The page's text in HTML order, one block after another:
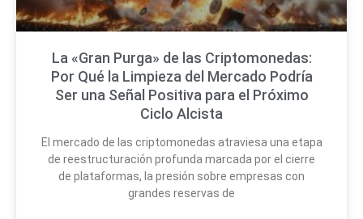
La «Gran Purga» de las Criptomonedas:
Por Qué la Limpieza del Mercado Podría
Ser una Señal Positiva para el Próximo
Ciclo Alcista
El mercado de las criptomonedas atraviesa una etapa
de reestructuración profunda marcada por el cierre
de plataformas, la presión sobre empresas con
grandes reservas de